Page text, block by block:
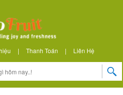
| Thanh Toán | Liên Hệ